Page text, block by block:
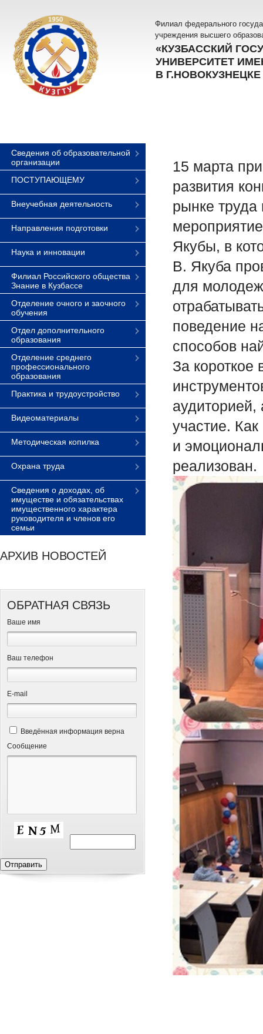
Филиал федерального
учреждения высшего
«КУЗБАССКИЙ
УНИВЕРСИТЕТ
В Г.НОВОКУЗНЕЦКЕ
Сведения об образовательной
организации
ПОСТУПАЮЩЕМУ
Внеучебная деятельность
Направления подготовки
Наука и инновации
Филиал Российского общества
Знание в Кузбассе
Отделение очного и заочного
обучения
Отдел дополнительного
образования
Отделение среднего
профессионального
образования
Практика и трудоустройство
Видеоматериалы
Методическая копилка
Охрана труда
Сведения о доходах, об
имуществе и обязательствах
имущественного характера
руководителя и членов его
семьи
АРХИВ НОВОСТЕЙ
ОБРАТНАЯ СВЯЗЬ
Ваше имя
Ваш телефон
Е-mail
Введённая информация верна
Сообщение
15 марта
развития
рынке труда
Якубы, в
В. Якуба
для
поведение
способов
За
аудиторией,
участие.
и
реализован.